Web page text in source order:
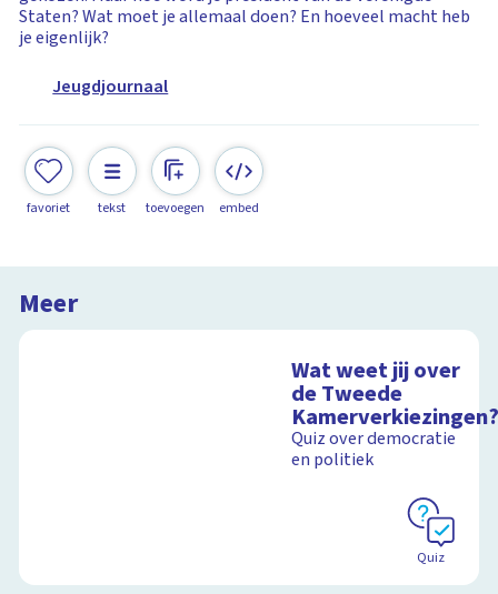
Staten? Wat moet je allemaal doen? En hoeveel macht heb
je eigenlijk?
Jeugdjournaal
favoriet tekst toevoegen embed
Meer
Wat weet jij over
de Tweede
Quiz over democratie
en politiek
Quiz